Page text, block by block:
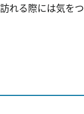
れる際には気をつ